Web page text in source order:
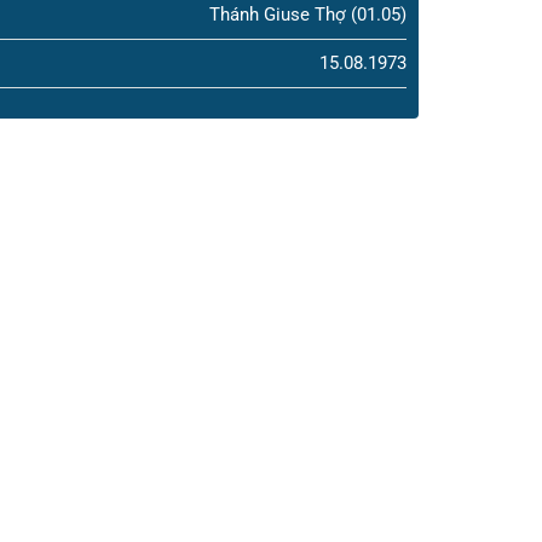
Thánh Giuse Thợ (01.05)
15.08.1973